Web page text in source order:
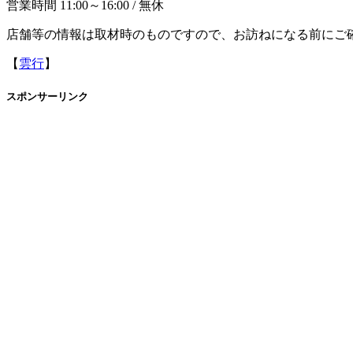
営業時間 11:00～16:00 / 無休
店舗等の情報は取材時のものですので、お訪ねになる前にご
【 雲行】
スポンサーリンク